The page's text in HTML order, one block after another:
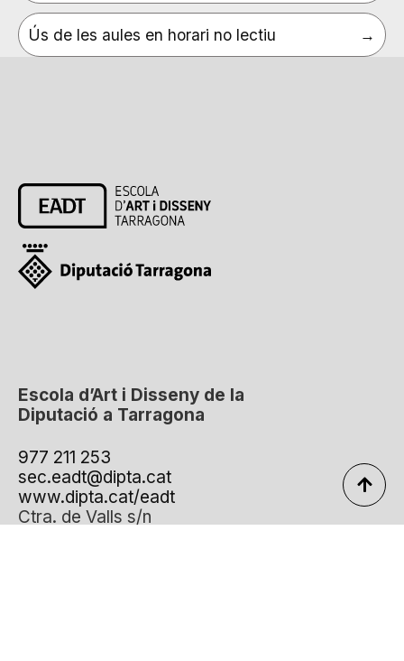
Ús de les aules en horari no lectiu
Escola d’Art i Disseny de la
Diputació a Tarragona
977 211 253
sec.eadt@dipta.cat
www.dipta.cat/eadt
Ctra. de Valls s/n